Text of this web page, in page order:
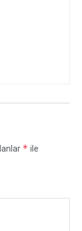
* ile